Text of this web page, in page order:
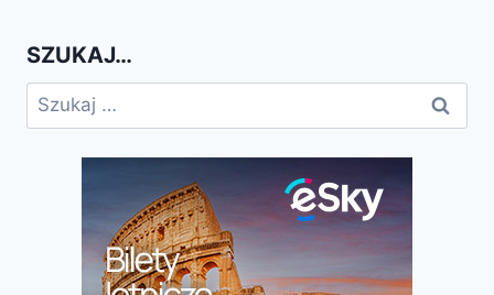
SZUKAJ…
Szukaj: